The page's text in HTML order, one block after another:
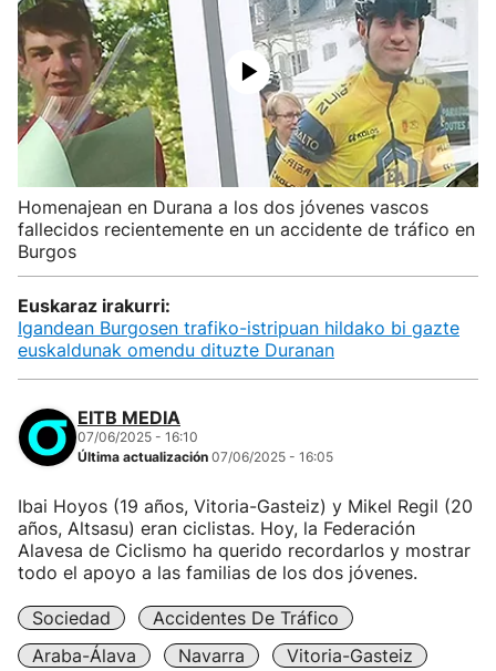
Homenajean en Durana a los dos jóvenes vascos
fallecidos recientemente en un accidente de tráfico en
Burgos
Euskaraz irakurri:
Igandean Burgosen trafiko-istripuan hildako bi gazte
euskaldunak omendu dituzte Duranan
EITB MEDIA
07/06/2025 - 16:10
Última actualización 07/06/2025 - 16:05
Ibai Hoyos (19 años, Vitoria-Gasteiz) y Mikel Regil (20
años, Altsasu) eran ciclistas. Hoy, la Federación
Alavesa de Ciclismo ha querido recordarlos y mostrar
todo el apoyo a las familias de los dos jóvenes.
Sociedad
Accidentes De Tráfico
Araba-Álava
Navarra
Vitoria-Gasteiz